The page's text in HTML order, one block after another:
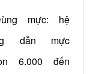
mực: hệ
dẫn mực
6.000 đến